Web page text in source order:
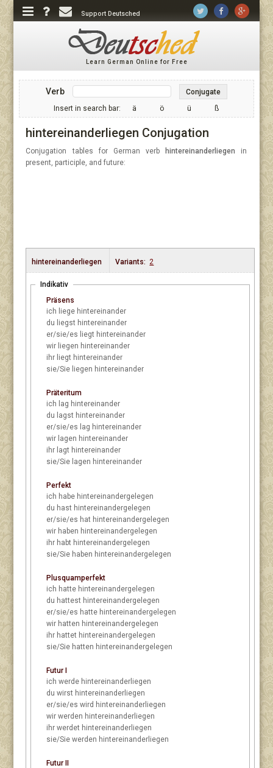
Support Deutsched
Learn German Online for Free
Verb
Conjugate
Insert in search bar:
ä ö ü ß
hintereinanderliegen Conjugation
Conjugation tables for German verb hintereinanderliegen in
present, participle, and future:
hintereinanderliegen Variants: 2
Indikativ
Präsens
ich liege hintereinander
du liegst hintereinander
er/sie/es liegt hintereinander
wir liegen hintereinander
ihr liegt hintereinander
sie/Sie liegen hintereinander
Präteritum
ich lag hintereinander
du lagst hintereinander
er/sie/es lag hintereinander
wir lagen hintereinander
ihr lagt hintereinander
sie/Sie lagen hintereinander
Perfekt
ich habe hintereinandergelegen
du hast hintereinandergelegen
er/sie/es hat hintereinandergelegen
wir haben hintereinandergelegen
ihr habt hintereinandergelegen
sie/Sie haben hintereinandergelegen
Plusquamperfekt
ich hatte hintereinandergelegen
du hattest hintereinandergelegen
er/sie/es hatte hintereinandergelegen
wir hatten hintereinandergelegen
ihr hattet hintereinandergelegen
sie/Sie hatten hintereinandergelegen
Futur I
ich werde hintereinanderliegen
du wirst hintereinanderliegen
er/sie/es wird hintereinanderliegen
wir werden hintereinanderliegen
ihr werdet hintereinanderliegen
sie/Sie werden hintereinanderliegen
Futur II